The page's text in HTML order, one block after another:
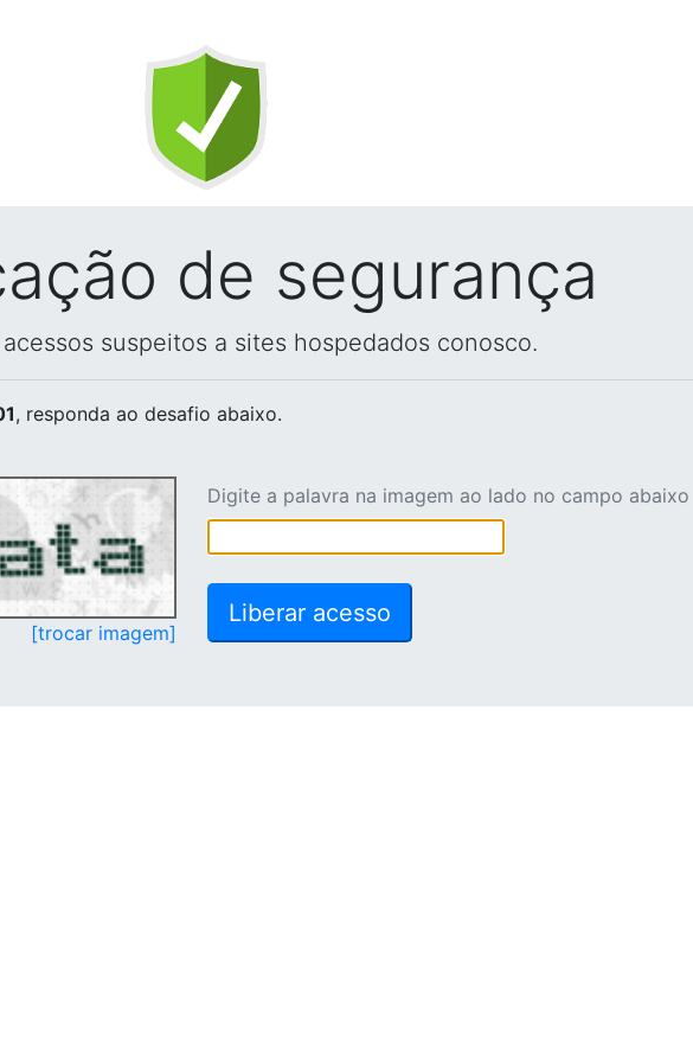
de segurança
suspeitos a sites hospedados conosco.
, responda ao desafio abaixo.
[trocar imagem]
Digite a palavra na imagem ao lado no campo abaixo